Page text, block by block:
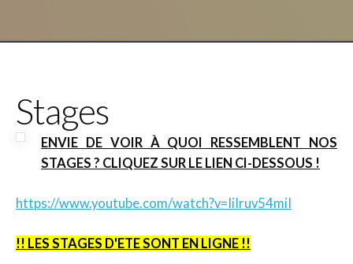
Stages
ENVIE DE VOIR À QUOI RESSEMBLENT NOS
STAGES ? CLIQUEZ SUR LE LIEN CI-DESSOUS !
https://www.youtube.com/watch?v=IiIruv54miI
!! LES STAGES D'ETE SONT EN LIGNE !!